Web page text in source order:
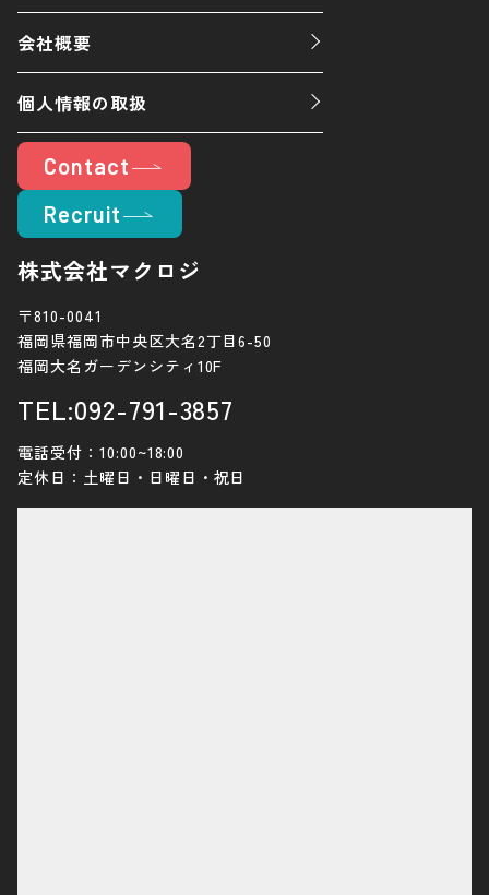
会社概要
個人情報の取扱
Contact
Recruit
株式会社マクロジ
〒810-0041
福岡県福岡市中央区大名2丁目6-50
福岡大名ガーデンシティ10F
TEL:092-791-3857
電話受付：10:00~18:00
定休日：土曜日・日曜日・祝日